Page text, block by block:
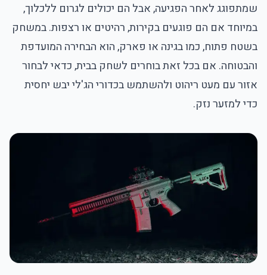
שמתפוגג לאחר הפגיעה, אבל הם יכולים לגרום ללכלוך,
במיוחד אם הם פוגעים בקירות, רהיטים או רצפות. במשחק
בשטח פתוח, כמו בגינה או פארק, הוא הבחירה המועדפת
והבטוחה. אם בכל זאת בוחרים לשחק בבית, כדאי לבחור
אזור עם מעט ריהוט ולהשתמש בכדורי הג'לי יבש יחסית
כדי למזער נזק.